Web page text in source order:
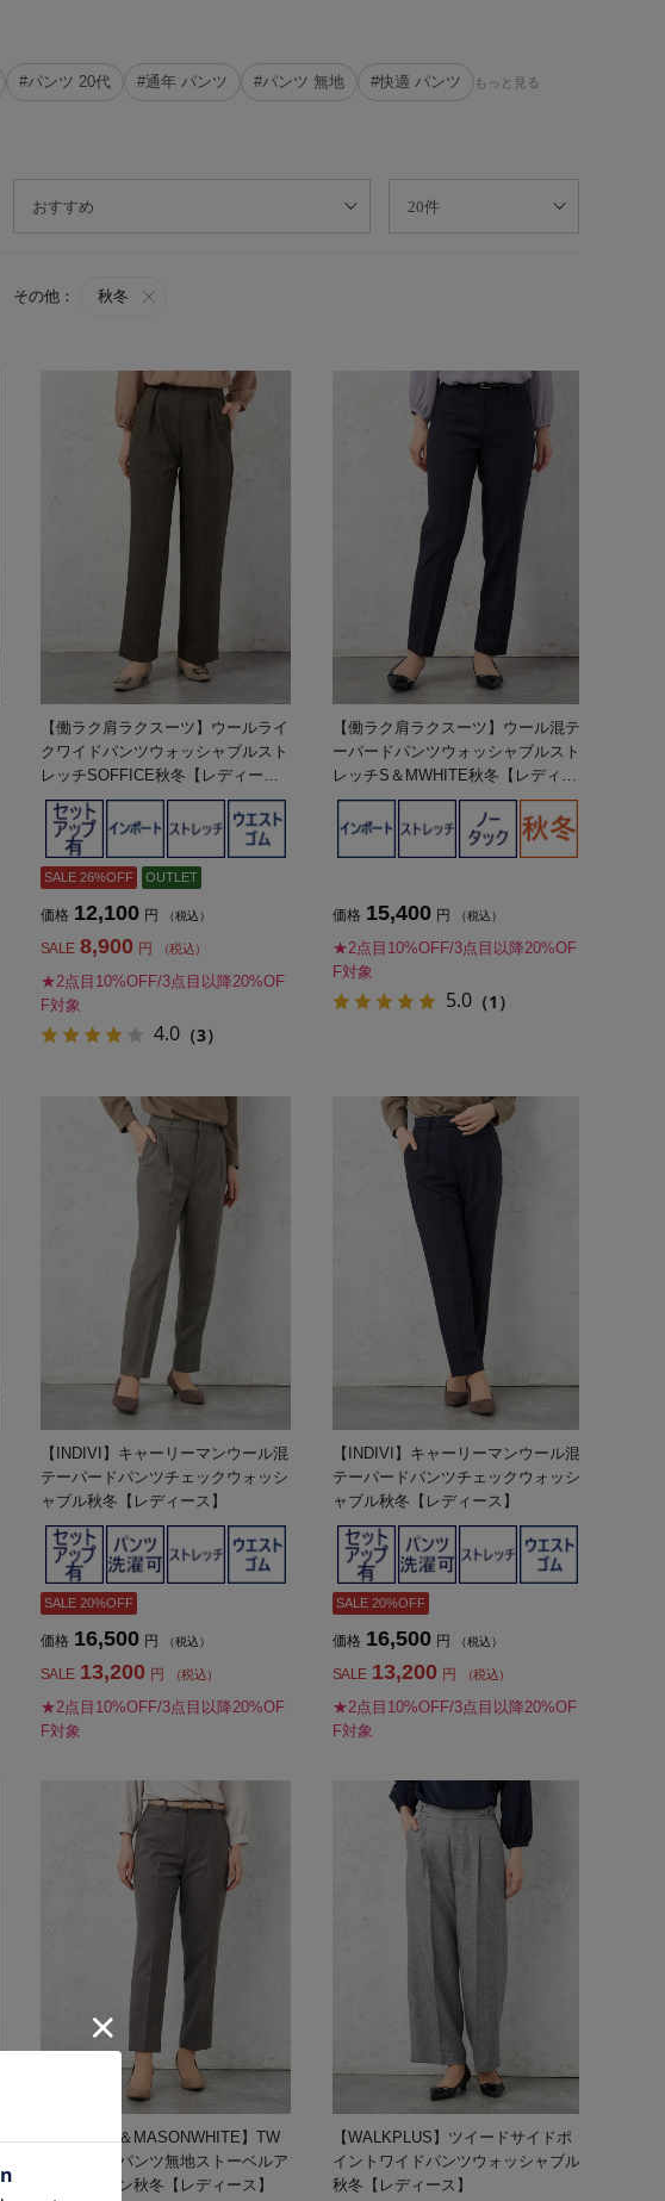
#パンツ 20代 #通年 パンツ #パンツ 無地 #快適 パンツ もっと見る
その他： 秋冬
【働ラク肩ラクスーツ】ウールライ
クワイドパンツウォッシャブルスト
レッチSOFFICE秋冬【レディー
ス】
SALE 26%OFF OUTLET
価格 12,100 円 （税込）
SALE 8,900 円 （税込）
★2点目10%OFF/3点目以降20%OF
F対象
4.0（3）
【働ラク肩ラクスーツ】ウール混テ
ーパードパンツウォッシャブルスト
レッチS＆MWHITE秋冬【レディー
ス】
価格 15,400 円 （税込）
★2点目10%OFF/3点目以降20%OF
F対象
5.0（1）
【INDIVI】キャーリーマンウール混
テーパードパンツチェックウォッシ
ャブル秋冬【レディース】
SALE 20%OFF
価格 16,500 円 （税込）
SALE 13,200 円 （税込）
★2点目10%OFF/3点目以降20%OF
F対象
【INDIVI】キャーリーマンウール混
テーパードパンツチェックウォッシ
ャブル秋冬【レディース】
SALE 20%OFF
価格 16,500 円 （税込）
SALE 13,200 円 （税込）
★2点目10%OFF/3点目以降20%OF
F対象
【STOVEL＆MASONWHITE】TW
テーパードパンツ無地ストーベルア
ンドメイソン秋冬【レディース】
【WALKPLUS】ツイードサイドポ
イントワイドパンツウォッシャブル
秋冬【レディース】